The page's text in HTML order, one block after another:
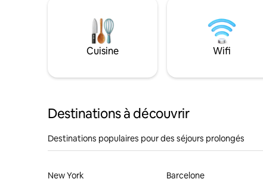
Cuisine Wifi
Destinations à découvrir
Destinations populaires pour des séjours prolongés
New York Barcelone